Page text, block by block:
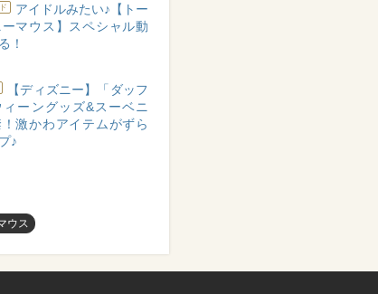
アイドルみたい♪【トー
マウス】スペシャル動
！
【ディズニー】「ダッフ
ィーングッズ&スーベニ
激かわアイテムがずら
♪
ウス